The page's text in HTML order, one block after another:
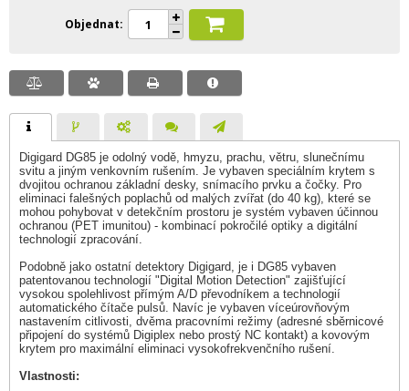
Objednat
Digigard DG85 je odolný vodě, hmyzu, prachu, větru, slunečnímu
svitu a jiným venkovním rušením. Je vybaven speciálním krytem s
dvojitou ochranou základní desky, snímacího prvku a čočky. Pro
eliminaci falešných poplachů od malých zvířat (do 40 kg), které se
mohou pohybovat v detekčním prostoru je systém vybaven účinnou
ochranou (PET imunitou) - kombinací pokročilé optiky a digitální
technologií zpracování.
Podobně jako ostatní detektory Digigard, je i DG85 vybaven
patentovanou technologií "Digital Motion Detection" zajišťující
vysokou spolehlivost přímým A/D převodníkem a technologií
automatického čítače pulsů. Navíc je vybaven víceúrovňovým
nastavením citlivosti, dvěma pracovními režimy (adresné sběrnicové
připojení do systémů Digiplex nebo prostý NC kontakt) a kovovým
krytem pro maximální eliminaci vysokofrekvenčního rušení.
Vlastnosti: